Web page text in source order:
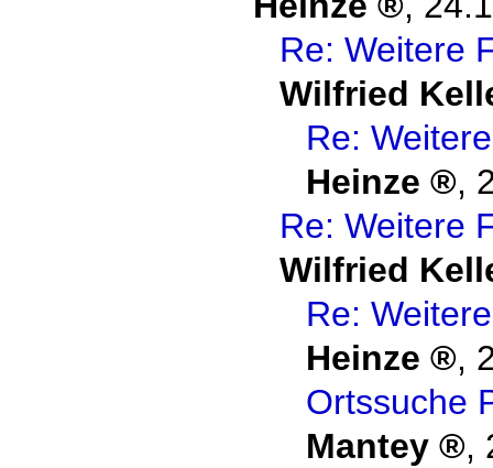
Re: Weitere
Wilfried
Re:
Heinze
,
Re: Weitere
Wilfried
Re:
Heinze
,
Ortssuche
Mantey
,